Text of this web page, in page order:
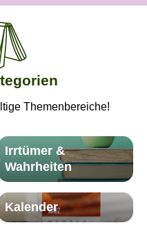
Themenbereiche!
Irrtümer &
Wahrheiten
Kalender